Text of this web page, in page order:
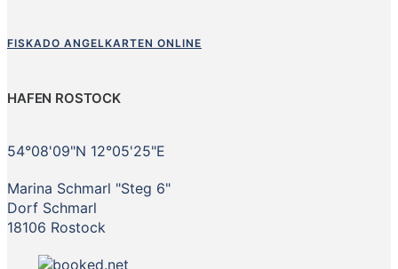
FISKADO ANGELKARTEN ONLINE
HAFEN ROSTOCK
54°08'09"N 12°05'25"E
Marina Schmarl "Steg 6"
Dorf Schmarl
18106 Rostock